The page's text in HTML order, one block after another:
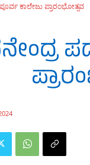
ಕಾಲೇಜು ಪ್ರಾರಂಭೋತ್ಸವ